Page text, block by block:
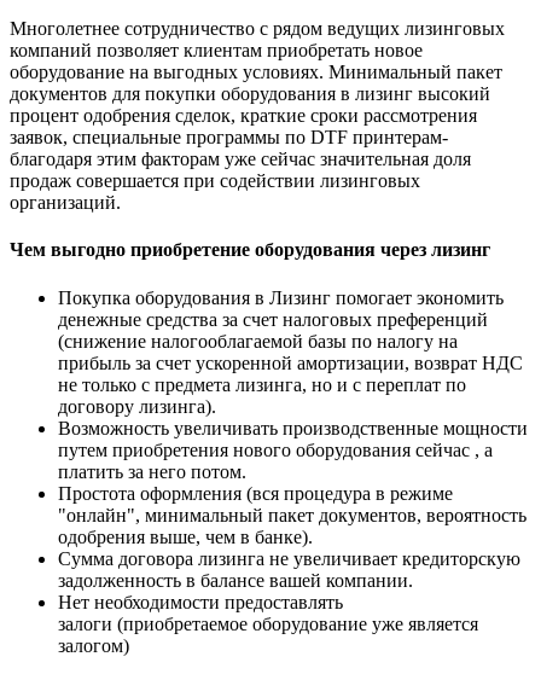
Многолетнее сотрудничество с рядом ведущих лизинговых
компаний позволяет клиентам приобретать новое
оборудование на выгодных условиях. Минимальный пакет
документов для покупки оборудования в лизинг высокий
процент одобрения сделок, краткие сроки рассмотрения
заявок, специальные программы по DTF принтерам-
благодаря этим факторам уже сейчас значительная доля
продаж совершается при содействии лизинговых
организаций.
Чем выгодно приобретение оборудования через лизинг
Покупка оборудования в Лизинг помогает экономить
денежные средства за счет налоговых преференций
(снижение налогооблагаемой базы по налогу на
прибыль за счет ускоренной амортизации, возврат НДС
не только с предмета лизинга, но и с переплат по
договору лизинга).
Возможность увеличивать производственные мощности
путем приобретения нового оборудования сейчас , а
платить за него потом.
Простота оформления (вся процедура в режиме
"онлайн", минимальный пакет документов, вероятность
одобрения выше, чем в банке).
Сумма договора лизинга не увеличивает кредиторскую
задолженность в балансе вашей компании.
Нет необходимости предоставлять
залоги (приобретаемое оборудование уже является
залогом)